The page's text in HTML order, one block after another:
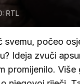
RTL
svemu, počeo
Ideja zvuči
promijenilo.